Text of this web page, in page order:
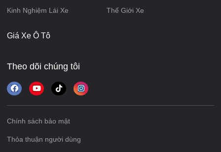
Kinh Nghiệm Lái Xe
Thế Giới Xe
Giá Xe Ô Tô
Theo dõi chúng tôi
Chính sách bảo mật
Thỏa thuận người dùng